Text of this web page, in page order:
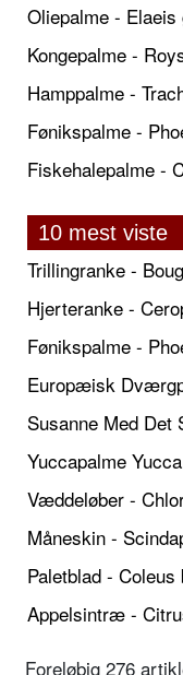
Oliepalme - Elaeis
Kongepalme -
Hamppalme -
Fønikspalme -
Fiskehalepalme -
10 mest viste
Trillingranke -
Hjerteranke -
Fønikspalme -
Europæisk
Susanne Med Det
Yuccapalme
Væddeløber -
Måneskin -
Paletblad -
Appelsintræ -
Foreløbig 276